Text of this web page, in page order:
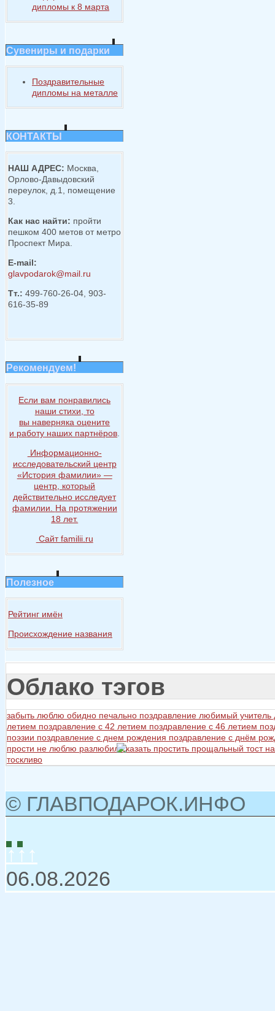
дипломы к 8 марта
Сувениры и подарки
Поздравительные
дипломы на металле
КОНТАКТЫ
НАШ АДРЕС: Москва,
Орлово-Давыдовский
переулок, д.1, помещение
3.
Как нас найти: пройти
пешком 400 метов от метро
Проспект Мира.
E-mail:
glavpodarok@mail.ru
Тт.: 499-760-26-04, 903-
616-35-89
Рекомендуем!
Если вам понравились
наши стихи, то
вы наверняка оцените
и работу наших партнёров
Информационно-
исследовательский центр
«История фамилии» —
центр, который
действительно исследует
фамилии. На протяжении
18 лет.
Сайт familii.ru
Полезное
Рейтинг имён
Происхождение названия
Облако тэгов
забыть люблю обидно печально поздравление любимый учитель
летием поздравление с 42 летием поздравление с 46 летием
поэзии поздравление с днем рождения поздравление с днём
прости не люблю разлюбил сказать простить прощальный тост
тоскливо
© ГЛАВПОДАРОК.ИНФО
↑↑↑
06.08.2026